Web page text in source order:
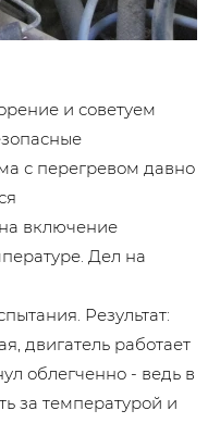
и советуем
с перегревом давно
включение
Дел на
Результат:
двигатель работает
облегченно - ведь в
за температурой и